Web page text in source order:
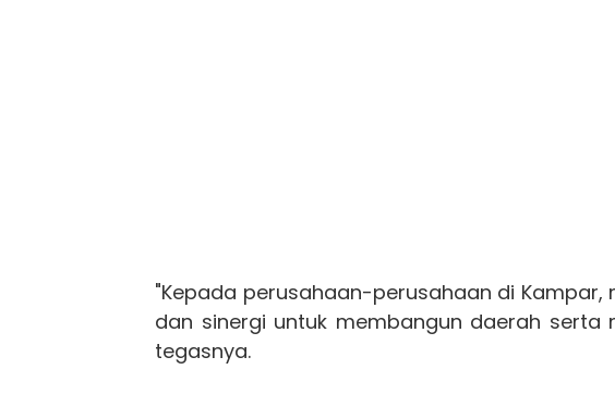
"Kepada perusahaan-perusahaan di Kampar,
dan sinergi untuk membangun daerah serta
tegasnya.